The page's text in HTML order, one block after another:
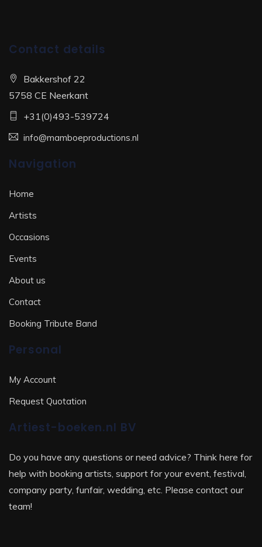
Contact details
Bakkershof 22
5758 CE Neerkant
+31(0)493-539724
info@mamboeproductions.nl
Navigation
Home
Artists
Occasions
Events
About us
Contact
Booking Tribute Band
Personal
My Account
Request Quotation
Artiest-boeken.nl BV
Do you have any questions or need advice? Think here for
help with booking artists, support for your event, festival,
company party, funfair, wedding, etc. Please contact our
team!